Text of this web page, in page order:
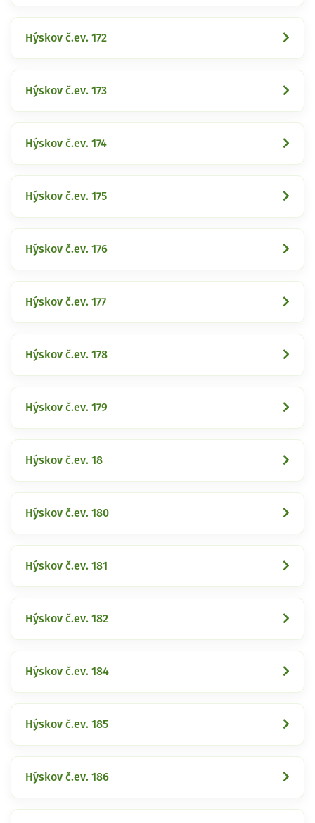
Hýskov č.ev. 172
Hýskov č.ev. 173
Hýskov č.ev. 174
Hýskov č.ev. 175
Hýskov č.ev. 176
Hýskov č.ev. 177
Hýskov č.ev. 178
Hýskov č.ev. 179
Hýskov č.ev. 18
Hýskov č.ev. 180
Hýskov č.ev. 181
Hýskov č.ev. 182
Hýskov č.ev. 184
Hýskov č.ev. 185
Hýskov č.ev. 186